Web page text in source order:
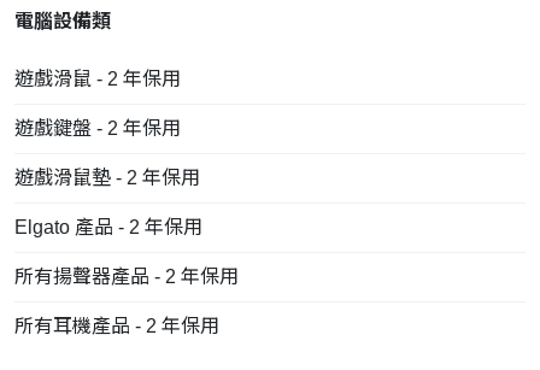
電腦設備類
遊戲滑鼠 - 2 年保用
遊戲鍵盤 - 2 年保用
遊戲滑鼠墊 - 2 年保用
Elgato 產品 - 2 年保用
所有揚聲器產品 - 2 年保用
所有耳機產品 - 2 年保用